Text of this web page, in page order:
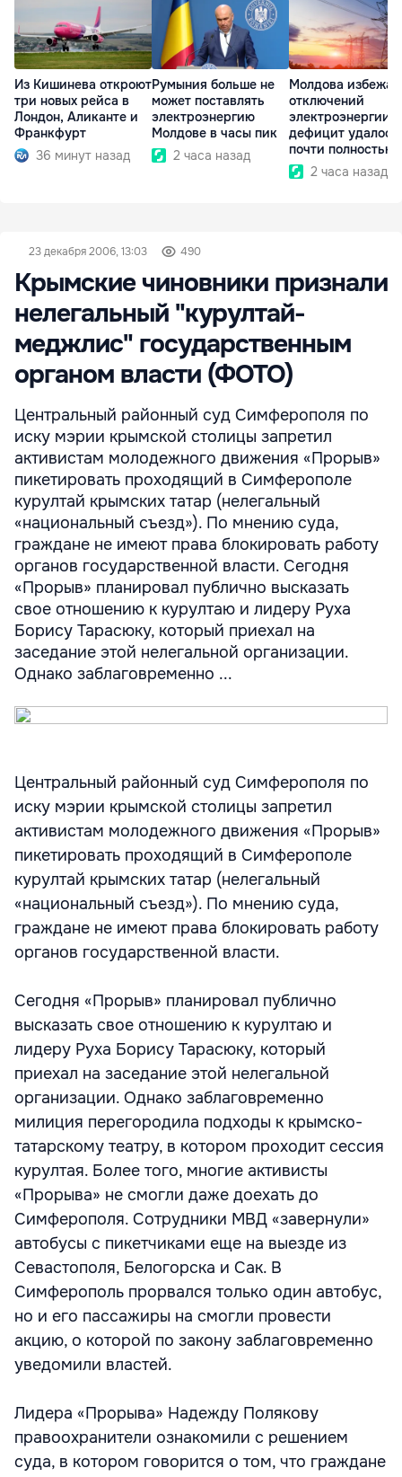
Из Кишинева откроют
три новых рейса в
Лондон, Аликанте и
Франкфурт
36 минут назад
Румыния больше не
может поставлять
электроэнергию
Молдове в часы пик
2 часа назад
Молдова
отключений
электроэнергии:
дефицит удалось
почти полностью
покрыть
2 часа назад
23 декабря 2006, 13:03 490
Крымские чиновники признали
нелегальный "курултай-
меджлис" государственным
органом власти (ФОТО)
Центральный районный суд Симферополя по
иску мэрии крымской столицы запретил
активистам молодежного движения «Прорыв»
пикетировать проходящий в Симферополе
курултай крымских татар (нелегальный
«национальный съезд»). По мнению суда,
граждане не имеют права блокировать работу
органов государственной власти. Сегодня
«Прорыв» планировал публично высказать
свое отношению к курултаю и лидеру Руха
Борису Тарасюку, который приехал на
заседание этой нелегальной организации.
Однако заблаговременно ...
Центральный районный суд Симферополя по
иску мэрии крымской столицы запретил
активистам молодежного движения «Прорыв»
пикетировать проходящий в Симферополе
курултай крымских татар (нелегальный
«национальный съезд»). По мнению суда,
граждане не имеют права блокировать работу
органов государственной власти.
Сегодня «Прорыв» планировал публично
высказать свое отношению к курултаю и
лидеру Руха Борису Тарасюку, который
приехал на заседание этой нелегальной
организации. Однако заблаговременно
милиция перегородила подходы к крымско-
татарскому театру, в котором проходит сессия
курултая. Более того, многие активисты
«Прорыва» не смогли даже доехать до
Симферополя. Сотрудники МВД «завернули»
автобусы с пикетчиками еще на выезде из
Севастополя, Белогорска и Сак. В
Симферополь прорвался только один автобус,
но и его пассажиры на смогли провести
акцию, о которой по закону заблаговременно
уведомили властей.
Лидера «Прорыва» Надежду Полякову
правоохранители ознакомили с решением
суда, в котором говорится о том, что граждане